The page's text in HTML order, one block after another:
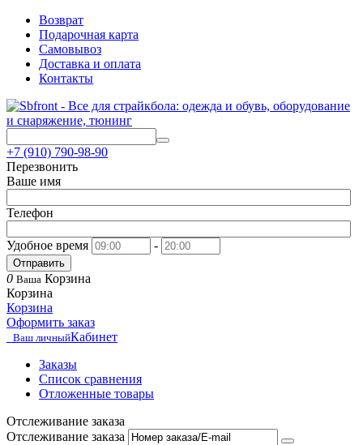
Возврат
Подарочная карта
Самовывоз
Доставка и оплата
Контакты
+7 (910) 790-98-90
Перезвонить
Ваше имя
Телефон
Удобное время -
Отправить
0 Ваша Корзина
Корзина
Корзина
Оформить заказ
Ваш личныйКабинет
Заказы
Список сравнения
Отложенные товары
Отслеживание заказа
Отслеживание заказа